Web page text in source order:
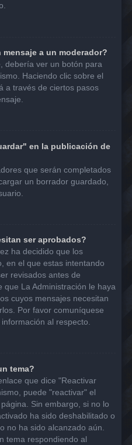
a un moderador?
debería ver un botón para
Haciendo clic sobre el
a través de ciertos pasos
en la publicación de
que serán completados
un borrador guardado,
ser aprobados?
ha decidido que los
en el que estas intentando
revisados antes de
que La Administración le haya
cuyos mensajes necesitan
Por favor comuníquese
al respecto.
tema?
que dice "Reactivar
puede "reactivar" el
Sin embargo, si no lo
ha sido deshabilitado o
no ha sido alcanzado aún.
tema respondiendo al